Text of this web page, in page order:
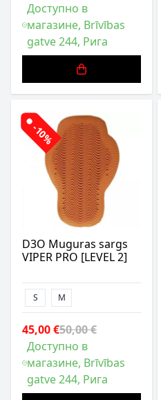
Доступно в
магазине, Brīvības
gatve 244, Рига
-10%
D3O Muguras sargs
VIPER PRO [LEVEL 2]
S M
45,00 €50,00 €
Доступно в
магазине, Brīvības
gatve 244, Рига